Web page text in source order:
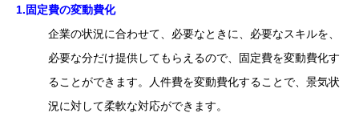
1.固定費の変動費化
企業の状況に合わせて、必要なときに、必要なスキルを、
必要な分だけ提供してもらえるので、固定費を変動費化す
ることができます。人件費を変動費化することで、景気状
況に対して柔軟な対応ができます。